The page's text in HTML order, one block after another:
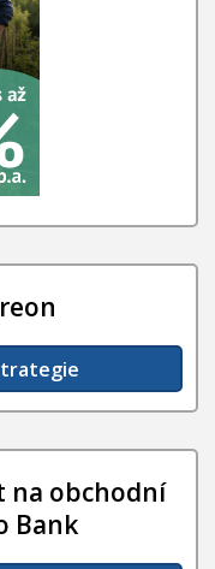
na obchodní
Bank